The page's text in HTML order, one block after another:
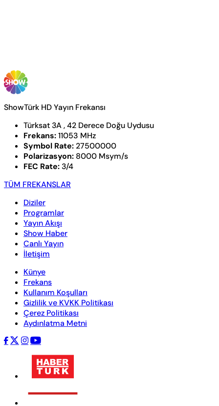
ShowTürk HD Yayın Frekansı
Türksat 3A , 42 Derece Doğu Uydusu
Frekans:11053 MHz
Symbol Rate: 27500000
Polarizasyon: 8000 Msym/s
FEC Rate: 3/4
TÜM FREKANSLAR
Diziler
Programlar
Yayın Akışı
Show Haber
Canlı Yayın
İletişim
Künye
Frekans
Kullanım Koşulları
Gizlilik ve KVKK Politikası
Çerez Politikası
Aydınlatma Metni